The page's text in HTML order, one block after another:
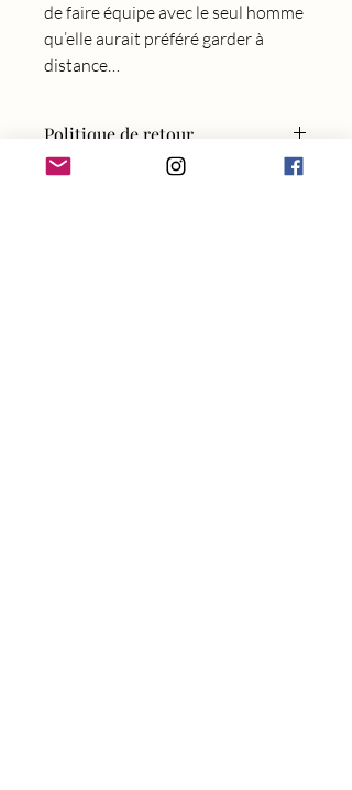
de faire équipe avec le seul homme
qu’elle aurait préféré garder à
distance…
Politique de retour
Aucun retour accepté